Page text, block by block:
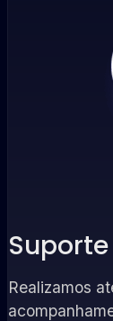
Realizamos